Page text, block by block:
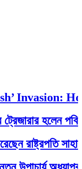
Invasion: How
হলেন
রাষ্ট্রপতি সাহাবুদ্দিন